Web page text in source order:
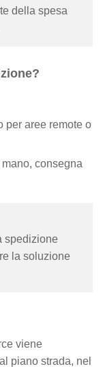
della spesa
per aree remote o
consegna
spedizione
la soluzione
viene
piano strada, nel